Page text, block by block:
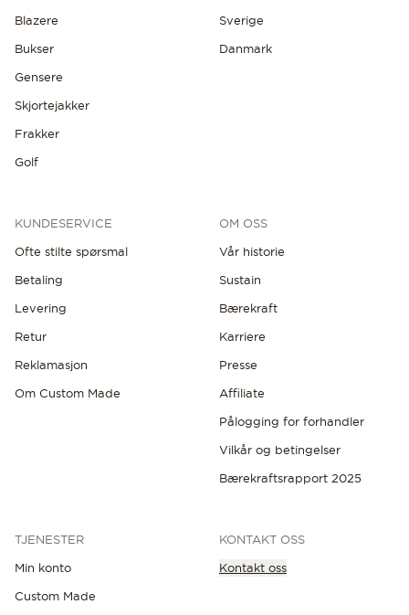
Blazere
Bukser
Gensere
Skjortejakker
Frakker
Golf
Sverige
Danmark
KUNDESERVICE
Ofte stilte spørsmal
Betaling
Levering
Retur
Reklamasjon
Om Custom Made
OM OSS
Vår historie
Sustain
Bærekraft
Karriere
Presse
Affiliate
Pålogging for forhandler
Vilkår og betingelser
Bærekraftsrapport 2025
TJENESTER
Min konto
Custom Made
KONTAKT OSS
Kontakt oss